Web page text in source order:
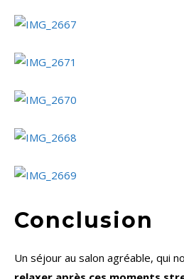
Conclusion
Un séjour au salon agréable, qui